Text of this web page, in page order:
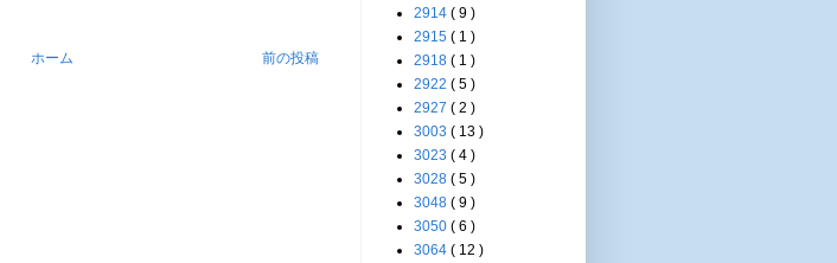
前の投稿
ホーム
2914 ( 9 )
2915 ( 1 )
2918 ( 1 )
2922 ( 5 )
2927 ( 2 )
3003 ( 13 )
3023 ( 4 )
3028 ( 5 )
3048 ( 9 )
3050 ( 6 )
3064 ( 12 )